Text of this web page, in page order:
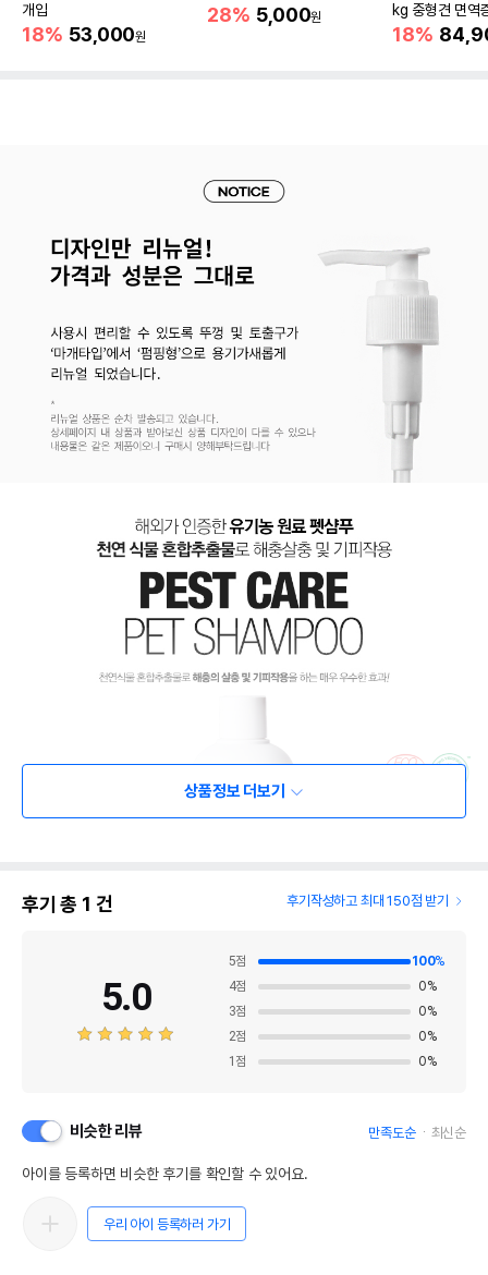
개입
18% 53,000원
28% 5,000원
kg 중형견 면역
18%
상품정보 더보기
후기 총 1 건 후기작성하고 최대 150점 받기
5.0
5점 100%
4점 0%
3점 0%
2점 0%
1 점 0%
비슷한 리뷰 만족도순 최신순
아이를 등록하면 비슷한 후기를 확인할 수 있어요.
우리 아이 등록하러 가기